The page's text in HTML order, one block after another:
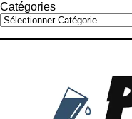
Catégories